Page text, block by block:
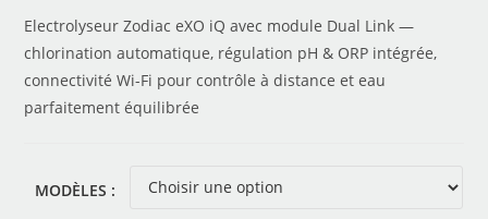
Electrolyseur Zodiac eXO iQ avec module Dual Link —
chlorination automatique, régulation pH & ORP intégrée,
connectivité Wi-Fi pour contrôle à distance et eau
parfaitement équilibrée
MODÈLES :